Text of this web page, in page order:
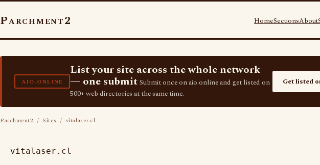
Parchment2 HomeSectionsAbout
AIO.ONLINE
List your site across the whole network
— one submit Submit once on aio.online and get listed on
500+ web directories at the same time.
Get listed
Parchment2 / Sites / vitalaser.cl
vitalaser.cl